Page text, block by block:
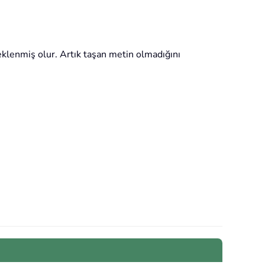
olur. Artık taşan metin olmadığını